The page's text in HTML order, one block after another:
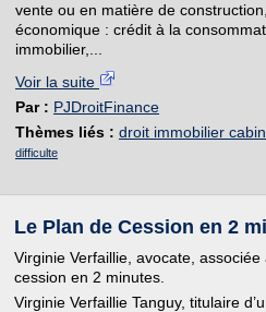
vente ou en matière de
économique : crédit à la
immobilier,...
Voir la suite
Par : PJDroitFinance
Thèmes liés : droit immobilier
difficulte
Le Plan de Cession en 2
Virginie Verfaillie, avocate,
cession en 2 minutes.
Virginie Verfaillie Tanguy, titulaire